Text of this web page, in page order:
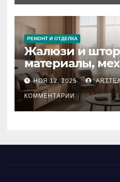
РЕМОНТ И ОТДЕЛКА
Жалюзи и
материалы,
управления и
НОЯ 12, 2025
КОММЕНТАРИИ